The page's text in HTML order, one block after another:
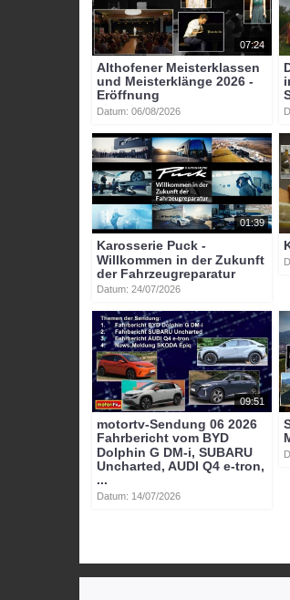
Tags:
btv-kärnten
btv kärnten
07:24
Althofener Meisterklassen
und Meisterklänge 2026 -
Eröffnung
Datum: 06/08/2026
01:39
Karosserie Puck -
Willkommen in der Zukunft
der Fahrzeugreparatur
Datum: 24/07/2026
09:51
motortv-Sendung 06 2026
Fahrbericht vom BYD
Dolphin G DM-i, SUBARU
Uncharted, AUDI Q4 e-tron,
...
Datum: 14/07/2026